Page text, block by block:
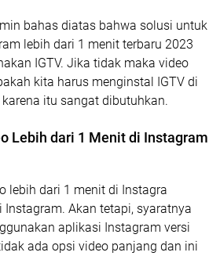
bahas diatas bahwa solusi untuk
lebih dari 1 menit terbaru 2023
IGTV. Jika tidak maka video
kita harus menginstal IGTV di
itu sangat dibutuhkan.
Lebih dari 1 Menit di Instagram
lebih dari 1 menit di Instagra
Akan tetapi, syaratnya
aplikasi Instagram versi
ada opsi video panjang dan ini